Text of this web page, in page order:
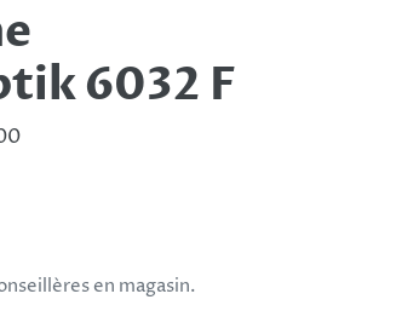
6032 F
en magasin.